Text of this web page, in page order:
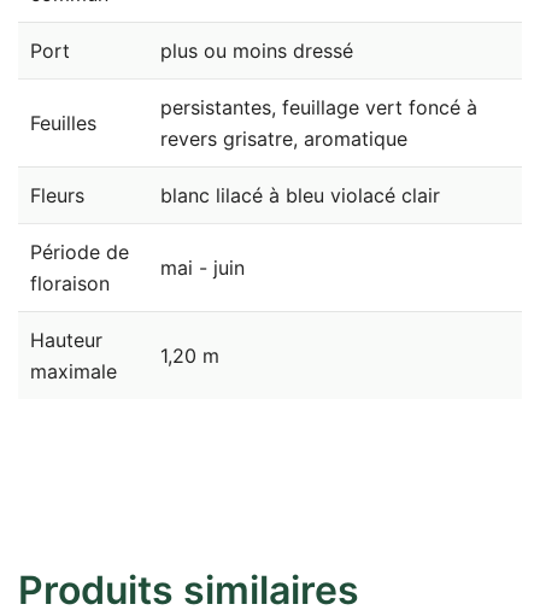
Port plus ou moins dressé
Feuilles
persistantes, feuillage vert foncé à
revers grisatre, aromatique
Fleurs blanc lilacé à bleu violacé clair
Période de
floraison
mai - juin
Hauteur
maximale
1,20 m
Produits similaires